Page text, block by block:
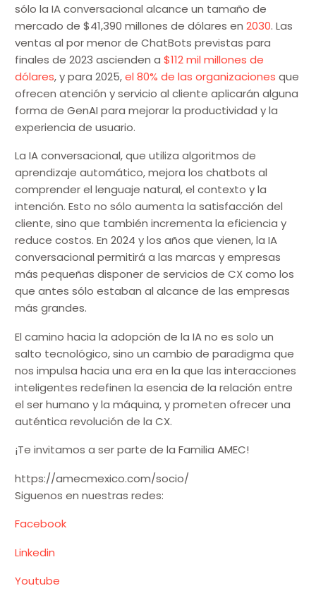
sólo la IA conversacional alcance un tamaño de
mercado de $41,390 millones de dólares en 2030. Las
ventas al por menor de ChatBots previstas para
finales de 2023 ascienden a $112 mil millones de
dólares, y para 2025,el 80% de las organizaciones que
ofrecen atención y servicio al cliente aplicarán alguna
forma de GenAI para mejorar la productividad y la
experiencia de usuario.
La IA conversacional, que utiliza algoritmos de
aprendizaje automático, mejora los chatbots al
comprender el lenguaje natural, el contexto y la
intención. Esto no sólo aumenta la satisfacción del
cliente, sino que también incrementa la eficiencia y
reduce costos. En 2024 y los años que vienen, la IA
conversacional permitirá a las marcas y empresas
más pequeñas disponer de servicios de CX como los
que antes sólo estaban al alcance de las empresas
más grandes.
El camino hacia la adopción de la IA no es solo un
salto tecnológico, sino un cambio de paradigma que
nos impulsa hacia una era en la que las interacciones
inteligentes redefinen la esencia de la relación entre
el ser humano y la máquina, y prometen ofrecer una
auténtica revolución de la CX.
¡Te invitamos a ser parte de la Familia AMEC!
https://amecmexico.com/socio/
Siguenos en nuestras redes:
Facebook
Linkedin
Youtube